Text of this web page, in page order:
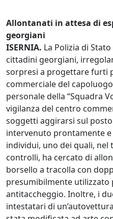
Allontanati in attesa di
georgiani
ISERNIA. La Polizia di
cittadini georgiani,
sorpresi a progettare furti
commerciale del
personale della “Squadra
vigilanza del centro
soggetti aggirarsi sul
intervenuto prontamente
individui, uno dei quali,
controlli, ha cercato di
borsello a tracolla con
presumibilmente utilizzato
antitaccheggio. Inoltre, i
intestatari di